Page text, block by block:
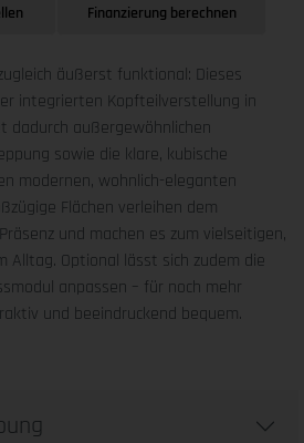
Finanzierung berechnen
äußerst funktional: Dieses
integrierten Kopfteilverstellung in
dadurch außergewöhnlichen
sowie die klare, kubische
modernen, wohnlich-eleganten
Flächen verleihen dem
und machen es zum vielseitigen,
Alltag. Optional lässt sich zudem die
anpassen – für noch mehr
und beeindruckend bequem.